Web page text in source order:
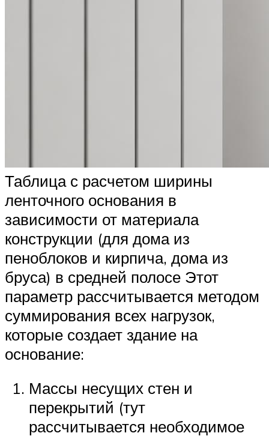
Таблица с расчетом ширины
ленточного основания в
зависимости от материала
конструкции (для дома из
пеноблоков и кирпича, дома из
бруса) в средней полосе Этот
параметр рассчитывается методом
суммирования всех нагрузок,
которые создает здание на
основание:
Массы несущих стен и
перекрытий (тут
рассчитывается необходимое